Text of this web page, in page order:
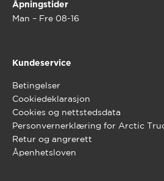
Åpningstider
Man – Fre 08-16
Kundeservice
Betingelser
Cookiedeklarasjon
Cookies og nettstedsdata
Personvernerklæring for Arctic
Retur og angrerett
Åpenhetsloven